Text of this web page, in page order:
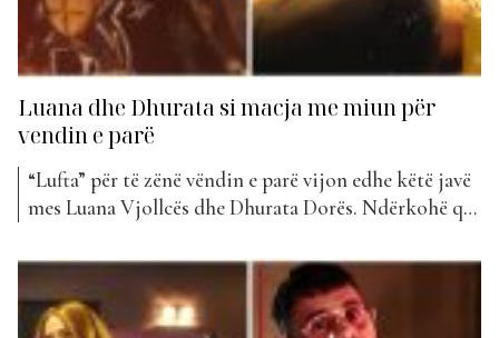
Luana dhe Dhurata si macja me miun për
vendin e parë
“Lufta” për të zënë vëndin e parë vijon edhe këtë javë
mes Luana Vjollcës dhe Dhurata Dorës. Ndërkohë që
Dhurata Dorës dhe Azet, “Fajet”, kënga që ka
qëndruar në vendin e parë, kësaj jave #luanatorët
kanë bërë të pamundurën duke rrëmbyer kreun...